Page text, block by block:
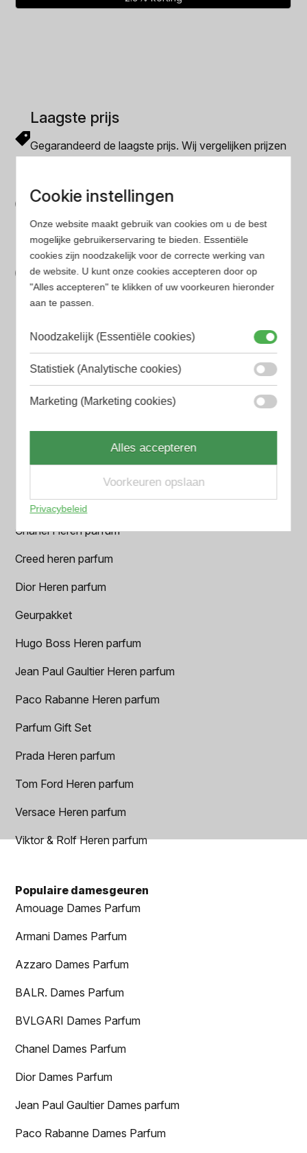
Laagste prijs
Gegarandeerd de laagste prijs. Wij vergelijken prijzen
parfum met onze geavanceerde zoekfilters
Bespaar tijd en geld
Wij hebben alle prijzen voor je verzameld zodat jij
minder tijd en geld kwijt bent
Populaire herengeuren
Amouage Heren parfum
Aramis Heren parfum
Azzaro Heren parfum
BVLGARI Heren parfum
Chanel Heren parfum
Creed heren parfum
Dior Heren parfum
Geurpakket
Hugo Boss Heren parfum
Jean Paul Gaultier Heren parfum
Paco Rabanne Heren parfum
Parfum Gift Set
Prada Heren parfum
Tom Ford Heren parfum
Versace Heren parfum
Viktor & Rolf Heren parfum
Populaire damesgeuren
Amouage Dames Parfum
Armani Dames Parfum
Azzaro Dames Parfum
BALR. Dames Parfum
BVLGARI Dames Parfum
Chanel Dames Parfum
Dior Dames Parfum
Jean Paul Gaultier Dames parfum
Paco Rabanne Dames Parfum
Cookie instellingen
Onze website maakt gebruik van cookies om u de best
mogelijke gebruikerservaring te bieden. Essentiële
cookies zijn noodzakelijk voor de correcte werking van
de website. U kunt onze cookies accepteren door op
"Alles accepteren" te klikken of uw voorkeuren hieronder
aan te passen.
Noodzakelijk (Essentiële cookies)
Statistiek (Analytische cookies)
Marketing (Marketing cookies)
Alles accepteren
Voorkeuren opslaan
Privacybeleid